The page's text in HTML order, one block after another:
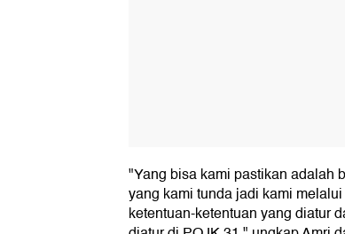
"Yang bisa kami pastikan adalah
yang kami tunda jadi kami
ketentuan-ketentuan yang diatur